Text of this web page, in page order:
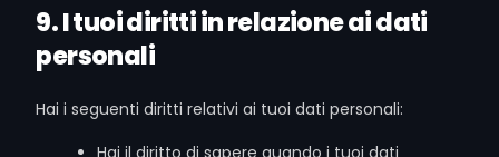
9. I tuoi diritti in relazione ai dati
personali
Hai i seguenti diritti relativi ai tuoi dati personali:
Hai il diritto di sapere quando i tuoi dati